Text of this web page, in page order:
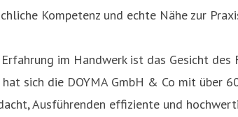
Kompetenz und echte Nähe zur
im Handwerk ist das Gesicht
sich die DOYMA GmbH & Co mit über
Ausführenden effiziente und